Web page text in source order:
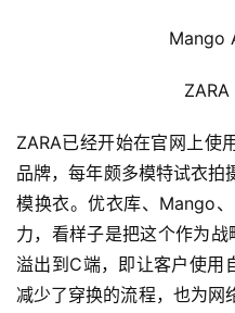
Mango
ZARA
ZARA已经开始在官网上使
品牌，每年颇多模特试衣拍
模换衣。优衣库、Mango
力，看样子是把这个作为
溢出到C端，即让客户使用
减少了穿换的流程，也为网